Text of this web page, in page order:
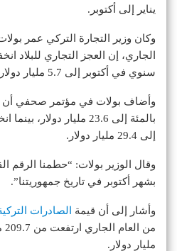
يناير إلى أكتوبر.
وكان وزير التجارة التركي عمر
سنوي في أكتوبر إلى 5.7 مليار دولار.
إلى 29.4 مليار دولار.
وقال الوزير بولات: “حطمنا الرقم
بشهر أكتوبر في تاريخ جمهوريتنا”.
وأشار إلى أن قيمة الصادرات
مليار دولار.